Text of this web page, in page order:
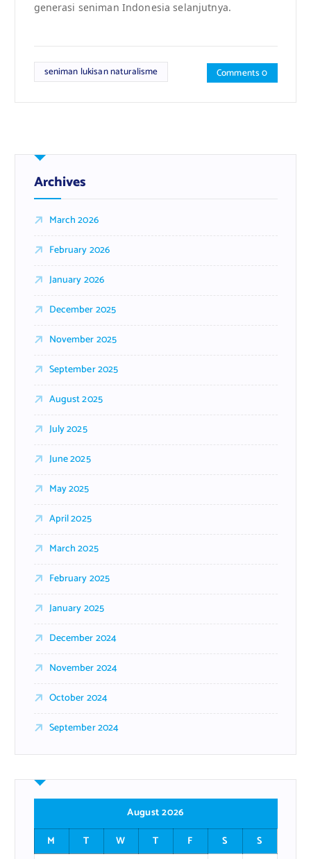
generasi seniman Indonesia selanjutnya.
seniman lukisan naturalisme Comments 0
Archives
March 2026
February 2026
January 2026
December 2025
November 2025
September 2025
August 2025
July 2025
June 2025
May 2025
April 2025
March 2025
February 2025
January 2025
December 2024
November 2024
October 2024
September 2024
August 2026
M
T W T F S
S